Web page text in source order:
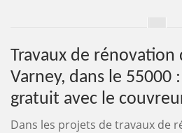
Travaux de
Varney, dans le 55000
gratuit avec le
Dans les projets de travaux de